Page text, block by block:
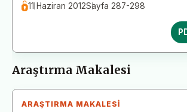
11 Haziran 2012Sayfa 287-298
Araştırma Makalesi
ARAŞTIRMA MAKALESI